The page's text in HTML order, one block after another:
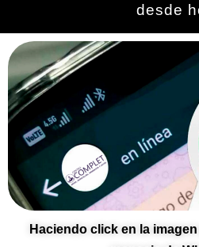
desde
Haciendo click en la